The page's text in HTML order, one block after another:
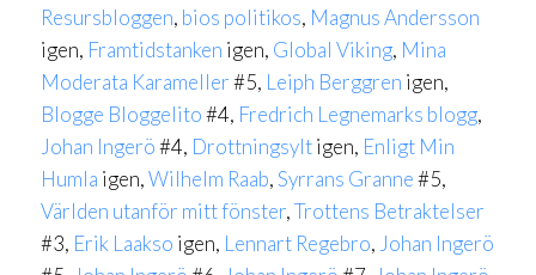
Resursbloggen, bios politikos, Magnus Andersson
igen, Framtidstanken igen, Global Viking, Mina
Moderata Karameller#5, Leiph Berggren igen,
Blogge Bloggelito#4, Fredrich Legnemarks blogg,
Johan Ingerö#4, Drottningsyltigen, Enligt Min
Humla igen,Wilhelm Raab,Syrrans Granne#5,
Världen utanför mitt fönster,Trottens Betraktelser
#3, Erik Laakso igen, Lennart Regebro, Johan Ingerö